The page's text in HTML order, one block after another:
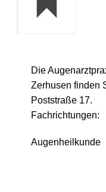
Die
Zerhusen finden
Poststraße 17.
Fachrichtungen:
Augenheilkunde